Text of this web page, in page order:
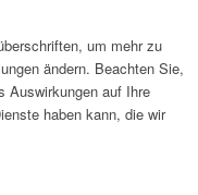
um mehr zu
ändern. Beachten Sie,
Auswirkungen auf Ihre
haben kann, die wir